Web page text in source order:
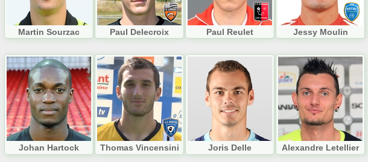
Martin Sourzac Paul Delecroix Paul Reulet Jessy Moulin
Johan Hartock Thomas Vincensini Joris Delle Alexandre Letellier